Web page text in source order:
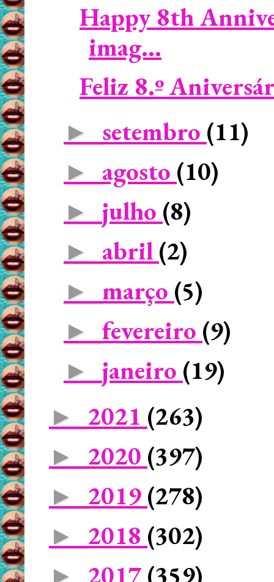
Happy 8th
imag...
Feliz 8.º
► setembro (11)
► agosto (10)
► julho (8)
► abril (2)
► março (5)
► fevereiro (9)
► janeiro (19)
► 2021 (263)
► 2020 (397)
► 2019 (278)
► 2018 (302)
► 2017 (359)